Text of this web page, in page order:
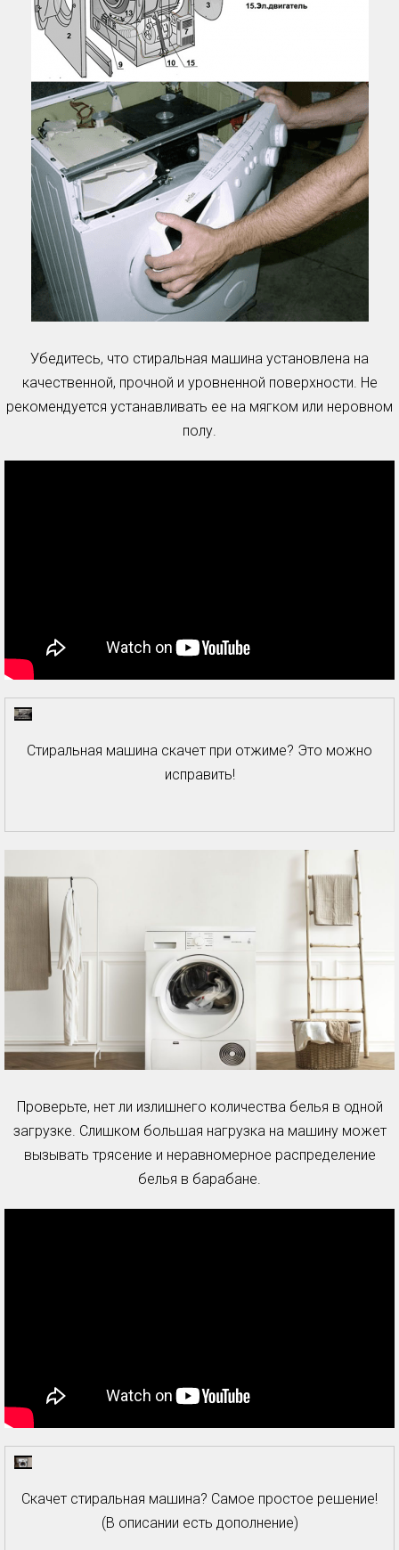
Убедитесь, что стиральная машина установлена на
качественной, прочной и уровненной поверхности. Не
рекомендуется устанавливать ее на мягком или неровном
полу.
Стиральная машина скачет при отжиме? Это можно
исправить!
Проверьте, нет ли излишнего количества белья в одной
загрузке. Слишком большая нагрузка на машину может
вызывать трясение и неравномерное распределение
белья в барабане.
Скачет стиральная машина? Самое простое решение!
(В описании есть дополнение)